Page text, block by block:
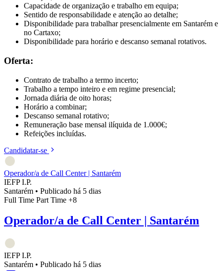
Capacidade de organização e trabalho em equipa;
Sentido de responsabilidade e atenção ao detalhe;
Disponibilidade para trabalhar presencialmente em Santarém e
no Cartaxo;
Disponibilidade para horário e descanso semanal rotativos.
Oferta:
Contrato de trabalho a termo incerto;
Trabalho a tempo inteiro e em regime presencial;
Jornada diária de oito horas;
Horário a combinar;
Descanso semanal rotativo;
Remuneração base mensal ilíquida de 1.000€;
Refeições incluídas.
Candidatar-se
Operador/a de Call Center | Santarém
IEFP I.P.
Santarém • Publicado há 5 dias
Full Time Part Time +8
Operador/a de Call Center | Santarém
IEFP I.P.
Santarém • Publicado há 5 dias